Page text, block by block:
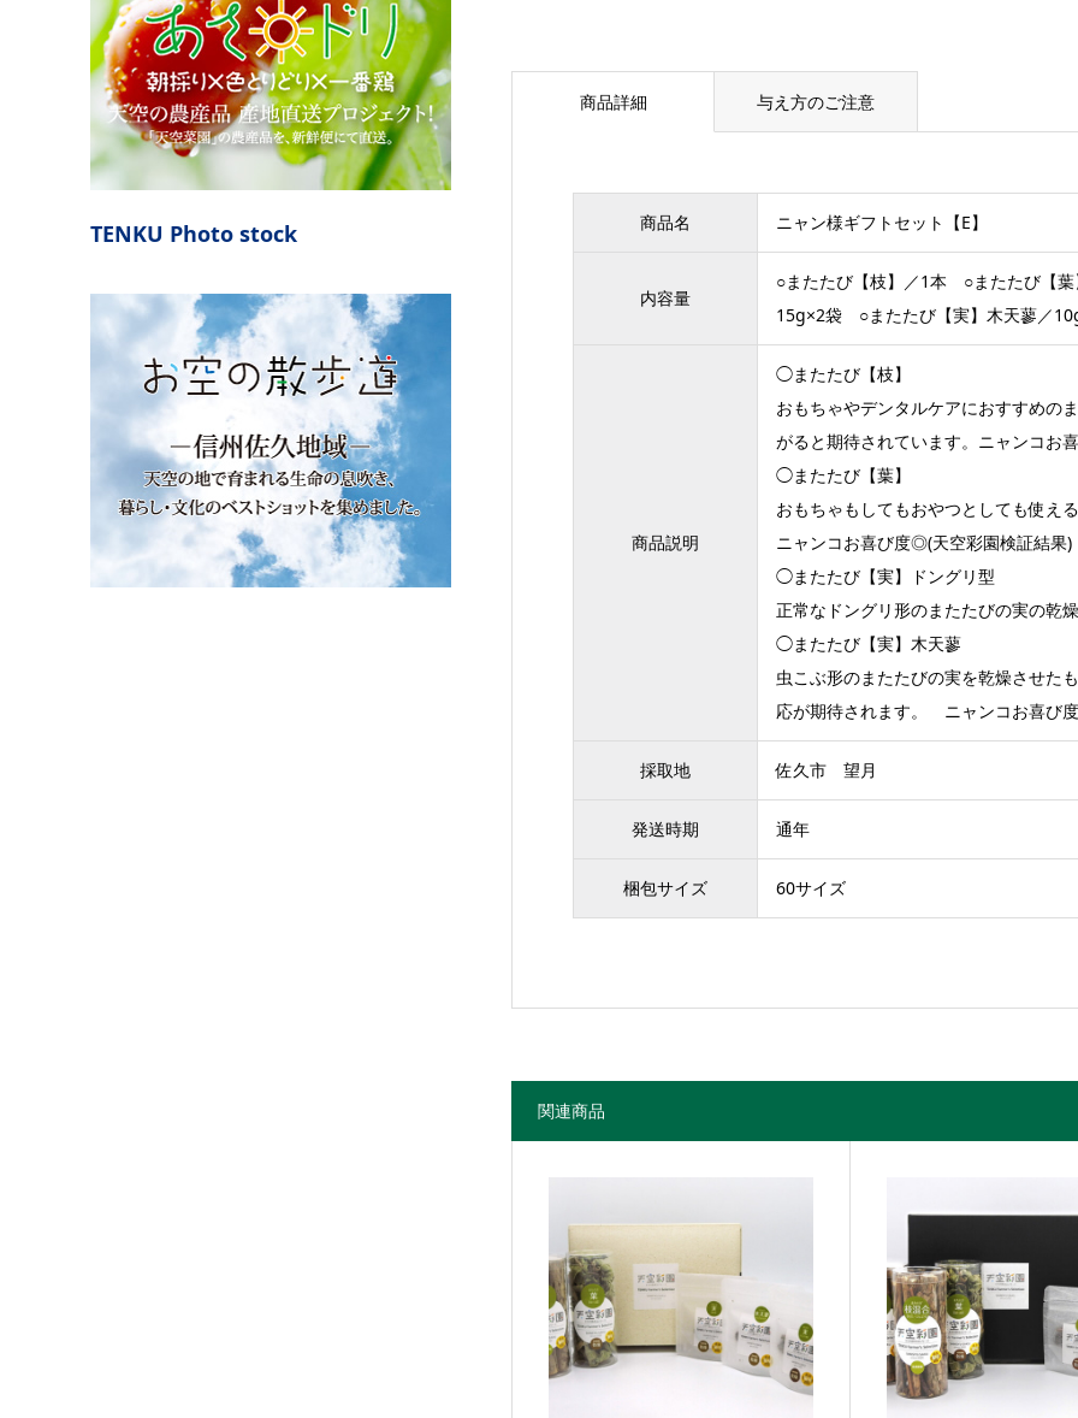
商品詳細 与え方のご注意
商品名 ニャン様ギフトセット【E】
内容量
○またたび【枝】／1本 ○またたび【
15g×2袋 ○またたび【実】木天蓼／
商品説明
◯またたび【枝】
おもちゃやデンタルケアにおすすめの
がると期待されています。ニャンコお
◯またたび【葉】
おもちゃもしてもおやつとしても使え
ニャンコお喜び度◎(天空彩園検証結果)
◯またたび【実】ドングリ型
正常なドングリ形のまたたびの実の
◯またたび【実】木天蓼
虫こぶ形のまたたびの実を乾燥させた
応が期待されます。 ニャンコお喜び
採取地 佐久市 望月
発送時期 通年
梱包サイズ 60サイズ
関連商品
TENKU Photo stock